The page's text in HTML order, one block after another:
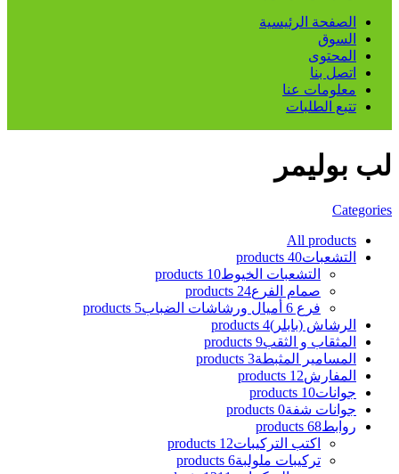
الصفحة الرئيسية
السوق
المحتوى
اتصل بنا
معلومات عنا
تتبع الطلبات
لب بوليمر
Categories
All products
التشعبات40 products
التشعبات الخيوط10 products
صمام الفرع24 products
فرع 6 أميال ورشاشات الضباب
5 products
الرشاش (بابلر)4 products
المثقاب و الثقب9 products
المسامير المثبطة3 products
المفارش12 products
جوانات10 products
جوانات شفة0 products
روابط68 products
اكتب التركيبات12 products
تركيبات ملولبة6 products